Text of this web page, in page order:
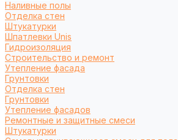
Наливные полы
Отделка стен
Штукатурки
Шпатлевки Unis
Гидроизоляция
Строительство и ремонт
Утепление фасада
Грунтовки
Отделка стен
Грунтовки
Утепление фасадов
Ремонтные и защитные смеси
Штукатурки